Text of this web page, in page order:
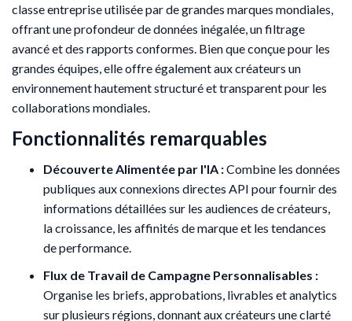
classe entreprise utilisée par de grandes marques mondiales,
offrant une profondeur de données inégalée, un filtrage
avancé et des rapports conformes. Bien que conçue pour les
grandes équipes, elle offre également aux créateurs un
environnement hautement structuré et transparent pour les
collaborations mondiales.
Fonctionnalités remarquables
Découverte Alimentée par l'IA :Combine les données
publiques aux connexions directes API pour fournir des
informations détaillées sur les audiences de créateurs,
la croissance, les affinités de marque et les tendances
de performance.
Flux de Travail de Campagne Personnalisables :
Organise les briefs, approbations, livrables et analytics
sur plusieurs régions, donnant aux créateurs une clarté